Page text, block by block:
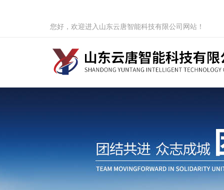
您好，欢迎进入山东云唐智能科技有限公司网站！